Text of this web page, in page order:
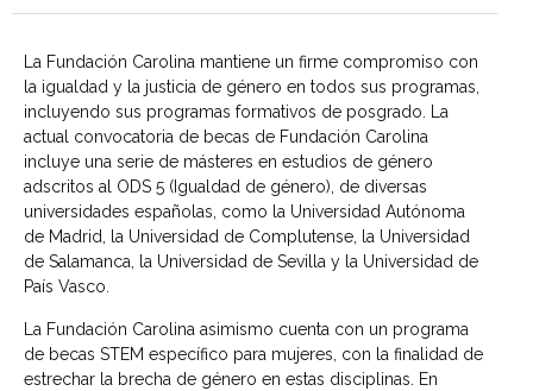
La Fundación Carolina mantiene un firme compromiso con
la igualdad y la justicia de género en todos sus programas,
incluyendo sus programas formativos de posgrado. La
actual convocatoria de becas de Fundación Carolina
incluye una serie de másteres en estudios de género
adscritos al ODS 5 (Igualdad de género), de diversas
universidades españolas, como la Universidad Autónoma
de Madrid, la Universidad de Complutense, la Universidad
de Salamanca, la Universidad de Sevilla y la Universidad de
País Vasco.
La Fundación Carolina asimismo cuenta con un programa
de becas STEM específico para mujeres, con la finalidad de
estrechar la brecha de género en estas disciplinas. En